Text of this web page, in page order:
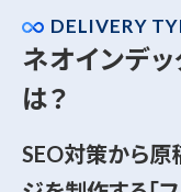
DELIVERY
ネオインデ
は？
SEO対策から原